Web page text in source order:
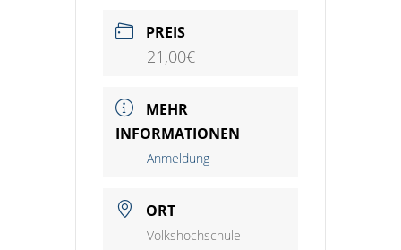
PREIS
21,00€
MEHR
INFORMATIONEN
Anmeldung
ORT
Volkshochschule